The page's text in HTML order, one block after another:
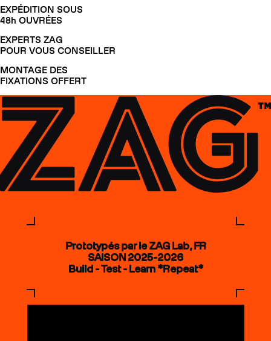
EXPÉDITION SOUS
48h OUVRÉES
EXPERTS ZAG
POUR VOUS CONSEILLER
MONTAGE DES
FIXATIONS OFFERT
Prototypés par le ZAG Lab, FR
SAISON 2025-2026
Build - Test - Learn *Repeat*